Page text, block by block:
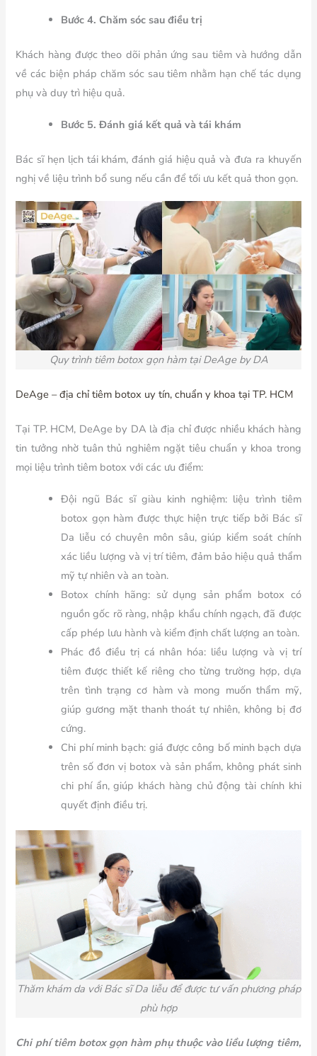
Bước 4. Chăm sóc sau điều trị
Khách hàng được theo dõi phản ứng sau tiêm và hướng dẫn
về các biện pháp chăm sóc sau tiêm nhằm hạn chế tác dụng
phụ và duy trì hiệu quả.
Bước 5. Đánh giá kết quả và tái khám
Bác sĩ hẹn lịch tái khám, đánh giá hiệu quả và đưa ra khuyến
nghị về liệu trình bổ sung nếu cần để tối ưu kết quả thon gọn.
Quy trình tiêm botox gọn hàm tại DeAge by DA
DeAge – địa chỉ tiêm botox uy tín, chuẩn y khoa tại TP. HCM
Tại TP. HCM, DeAge by DA là địa chỉ được nhiều khách hàng
tin tưởng nhờ tuân thủ nghiêm ngặt tiêu chuẩn y khoa trong
mọi liệu trình tiêm botox với các ưu điểm:
Đội ngũ Bác sĩ giàu kinh nghiệm: liệu trình tiêm
botox gọn hàm được thực hiện trực tiếp bởi Bác sĩ
Da liễu có chuyên môn sâu, giúp kiểm soát chính
xác liều lượng và vị trí tiêm, đảm bảo hiệu quả thẩm
mỹ tự nhiên và an toàn.
Botox chính hãng: sử dụng sản phẩm botox có
nguồn gốc rõ ràng, nhập khẩu chính ngạch, đã được
cấp phép lưu hành và kiểm định chất lượng an toàn.
Phác đồ điều trị cá nhân hóa: liều lượng và vị trí
tiêm được thiết kế riêng cho từng trường hợp, dựa
trên tình trạng cơ hàm và mong muốn thẩm mỹ,
giúp gương mặt thanh thoát tự nhiên, không bị đơ
cứng.
Chi phí minh bạch: giá được công bố minh bạch dựa
trên số đơn vị botox và sản phẩm, không phát sinh
chi phí ẩn, giúp khách hàng chủ động tài chính khi
quyết định điều trị.
Thăm khám da với Bác sĩ Da liễu để được tư vấn phương pháp
phù hợp
Chi phí tiêm botox gọn hàm phụ thuộc vào liều lượng tiêm,